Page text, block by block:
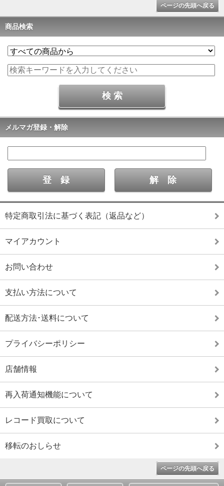
ページの先頭へ戻る
商品検索
メルマガ登録・解除
特定商取引法に基づく表記（返品など）
マイアカウント
お問い合わせ
支払い方法について
配送方法･送料について
プライバシーポリシー
店舗情報
再入荷通知機能について
レコード買取について
移転のおしらせ
ページの先頭へ戻る